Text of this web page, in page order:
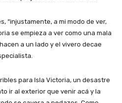
“injustamente, a mi modo de ver,
se empieza a ver como una mala
a un lado y el vivero decae
para Isla Victoria, un desastre
ir al exterior que venir acá y la